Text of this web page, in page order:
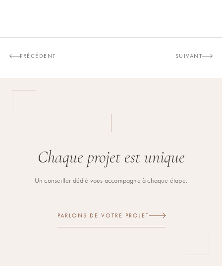
PRÉCÉDENT SUIVANT
Chaque projet est unique
Un conseiller dédié vous accompagne à chaque étape.
PARLONS DE VOTRE PROJET